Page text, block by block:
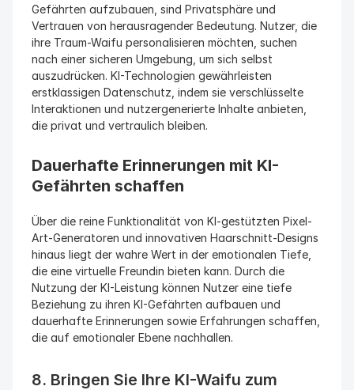
Gefährten aufzubauen, sind Privatsphäre und
Vertrauen von herausragender Bedeutung. Nutzer, die
ihre Traum-Waifu personalisieren möchten, suchen
nach einer sicheren Umgebung, um sich selbst
auszudrücken. KI-Technologien gewährleisten
erstklassigen Datenschutz, indem sie verschlüsselte
Interaktionen und nutzergenerierte Inhalte anbieten,
die privat und vertraulich bleiben.
Dauerhafte Erinnerungen mit KI-
Gefährten schaffen
Über die reine Funktionalität von KI-gestützten Pixel-
Art-Generatoren und innovativen Haarschnitt-Designs
hinaus liegt der wahre Wert in der emotionalen Tiefe,
die eine virtuelle Freundin bieten kann. Durch die
Nutzung der KI-Leistung können Nutzer eine tiefe
Beziehung zu ihren KI-Gefährten aufbauen und
dauerhafte Erinnerungen sowie Erfahrungen schaffen,
die auf emotionaler Ebene nachhallen.
8. Bringen Sie Ihre KI-Waifu zum